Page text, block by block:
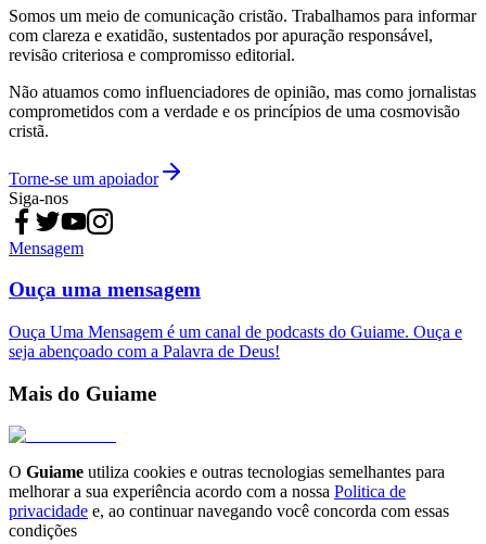
Somos um meio de comunicação cristão. Trabalhamos para informar
com clareza e exatidão, sustentados por apuração responsável,
revisão criteriosa e compromisso editorial.
Não atuamos como influenciadores de opinião, mas como jornalistas
comprometidos com a verdade e os princípios de uma cosmovisão
cristã.
Torne-se um apoiador
Siga-nos
Mensagem
Ouça uma mensagem
Ouça Uma Mensagem é um canal de podcasts do Guiame. Ouça e
seja abençoado com a Palavra de Deus!
Mais do Guiame
O Guiame utiliza cookies e outras tecnologias semelhantes para
melhorar a sua experiência acordo com a nossa Politica de
privacidade e, ao continuar navegando você concorda com essas
condições